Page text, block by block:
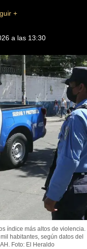
+
a las 13:30
índice más altos de violencia.
habitantes, según datos del
Foto: El Heraldo